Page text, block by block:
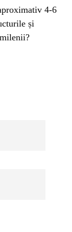
4-6
și